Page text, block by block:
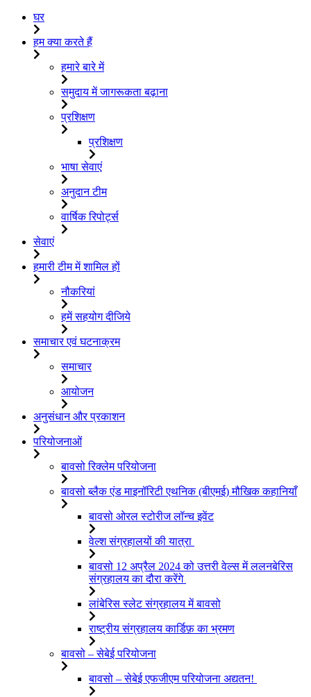
घर
हम क्या करते हैं
हमारे बारे में
समुदाय में जागरूकता बढ़ाना
प्रशिक्षण
प्रशिक्षण
भाषा सेवाएं
अनुदान टीम
वार्षिक रिपोर्ट्स
सेवाएं
हमारी टीम में शामिल हों
नौकरियां
हमें सहयोग दीजिये
समाचार एवं घटनाक्रम
समाचार
आयोजन
अनुसंधान और प्रकाशन
परियोजनाओं
बावसो रिक्लेम परियोजना
बावसो ब्लैक एंड माइनॉरिटी एथनिक (बीएमई) मौखिक कहानियाँ
बावसो ओरल स्टोरीज लॉन्च इवेंट
वेल्श संग्रहालयों की यात्रा
बावसो 12 अप्रैल 2024 को उत्तरी वेल्स में ललनबेरिस
संग्रहालय का दौरा करेंगे
लांबेरिस स्लेट संग्रहालय में बावसो
राष्ट्रीय संग्रहालय कार्डिफ़ का भ्रमण
बावसो – सेबेई परियोजना
बावसो – सेबेई एफजीएम परियोजना अद्यतन!